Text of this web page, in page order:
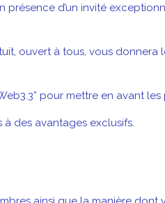
d’un invité
ouvert à tous, vous
pour mettre en avant
des avantages exclusifs.